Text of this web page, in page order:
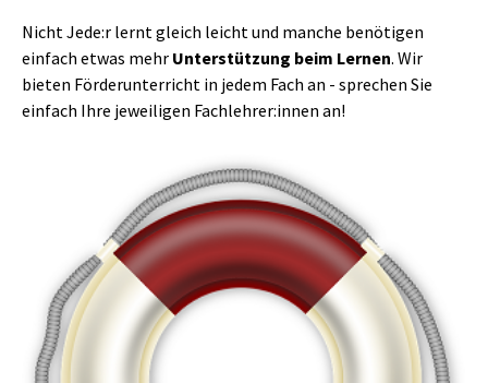
Nicht Jede:r lernt gleich leicht und manche benötigen
einfach etwas mehr Unterstützung beim Lernen. Wir
bieten Förderunterricht in jedem Fach an - sprechen Sie
einfach Ihre jeweiligen Fachlehrer:innen an!